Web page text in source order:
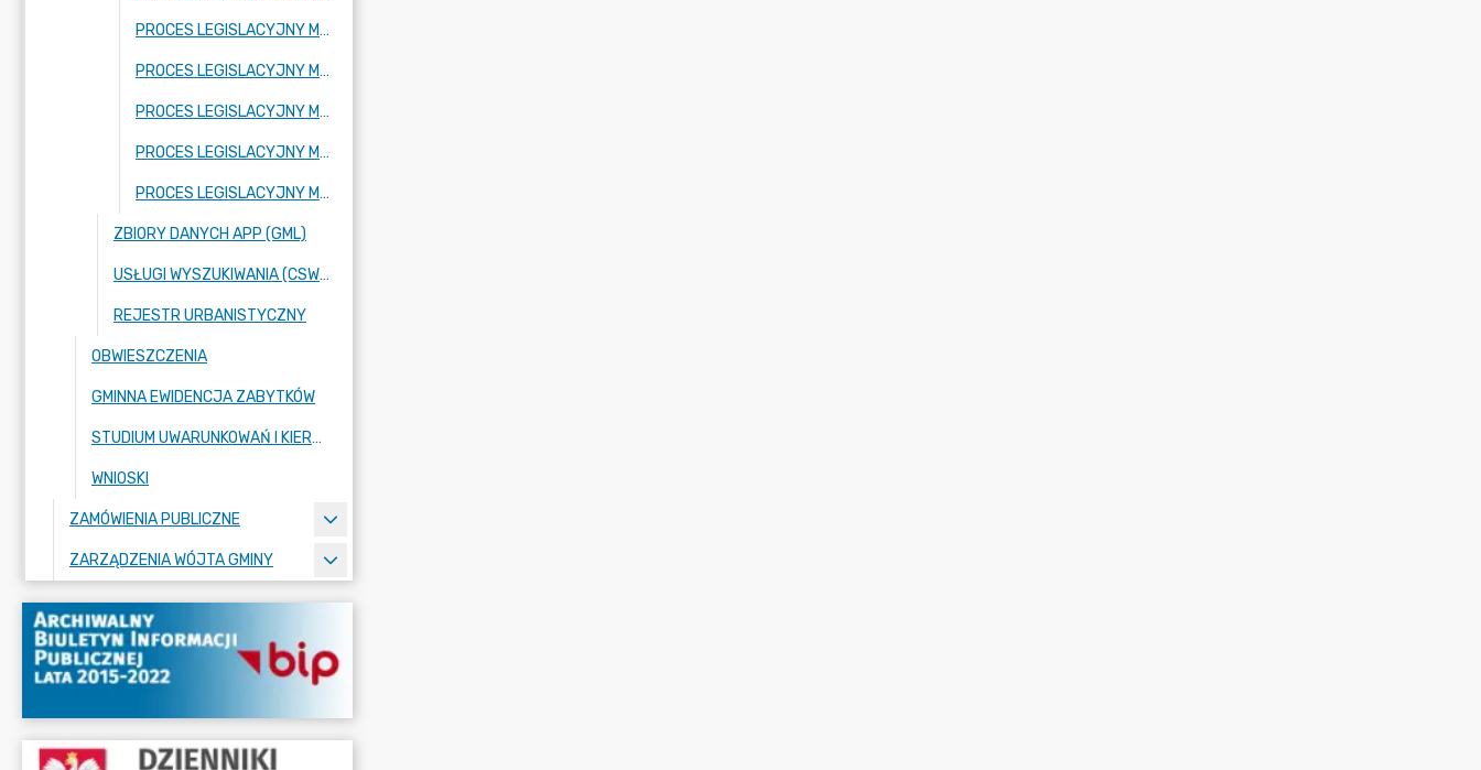
PROCES LEGISLACYJNY MPZP OBEJMUJĄCY FRAGMENT MIEJSCOWOŚCI KORYTÓW A
PROCES LEGISLACYJNY MPZP OBEJMUJĄCY FRAGMENT MIEJSCOWOŚCI FRAGMENT MIEJSCOWOŚCI KURANÓW
PROCES LEGISLACYJNY MPZP OBEJMUJĄCY FRAGMENT MIEJSCOWOŚCI NOWE BUDY ORAZ FRAGMENT MIEJSCOWOŚCI BUDY JÓZEFOWSKIE
PROCES LEGISLACYJNY MPZP OBEJMUJĄCY FRAGMENTY MIEJSCOWOŚCI: KUKLÓWKA ZARZECZNA ORAZ BUDY JÓZEFOWSKIE
PROCES LEGISLACYJNY MPZP OBEJMUJĄCY FRAGMENT MIEJSCOWOŚCI NOWE BUDY
ZBIORY DANYCH APP (GML)
USŁUGI WYSZUKIWANIA (CSW), PRZEGLĄDANIA (WMS) ORAZ POBIERANIA (WFS),
REJESTR URBANISTYCZNY
OBWIESZCZENIA
GMINNA EWIDENCJA ZABYTKÓW
STUDIUM UWARUNKOWAŃ I KIERUNKÓW ZAGOSPODAROWANIA PRZESTRZENNEGO
WNIOSKI
ZAMÓWIENIA PUBLICZNE
ZARZĄDZENIA WÓJTA GMINY